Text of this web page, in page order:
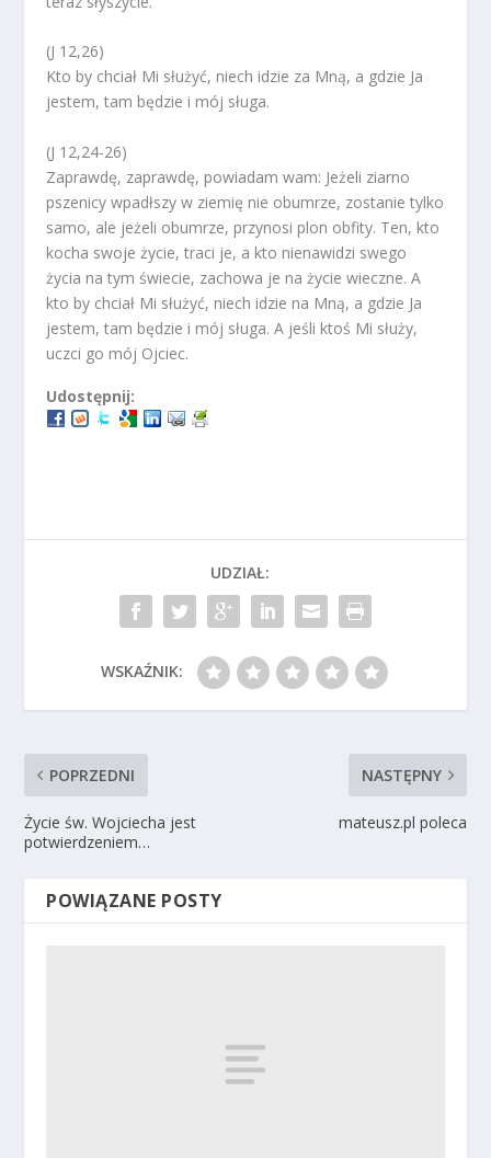
(J 12,26)
Kto by chciał Mi służyć, niech idzie za Mną, a gdzie Ja
jestem, tam będzie i mój sługa.
(J 12,24-26)
Zaprawdę, zaprawdę, powiadam wam: Jeżeli ziarno
pszenicy wpadłszy w ziemię nie obumrze, zostanie tylko
samo, ale jeżeli obumrze, przynosi plon obfity. Ten, kto
kocha swoje życie, traci je, a kto nienawidzi swego
życia na tym świecie, zachowa je na życie wieczne. A
kto by chciał Mi służyć, niech idzie na Mną, a gdzie Ja
jestem, tam będzie i mój sługa. A jeśli ktoś Mi służy,
uczci go mój Ojciec.
Udostępnij:
UDZIAŁ:
WSKAŹNIK:
POPRZEDNI
Życie św. Wojciecha jest
potwierdzeniem…
NASTĘPNY
mateusz.pl poleca
POWIĄZANE POSTY